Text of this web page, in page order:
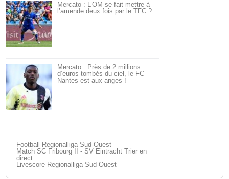
Mercato : L’OM se fait mettre à
l’amende deux fois par le TFC ?
Mercato : Près de 2 millions
d’euros tombés du ciel, le FC
Nantes est aux anges !
Football Regionalliga Sud-Ouest
Match SC Fribourg II - SV Eintracht Trier en
direct.
Livescore Regionalliga Sud-Ouest